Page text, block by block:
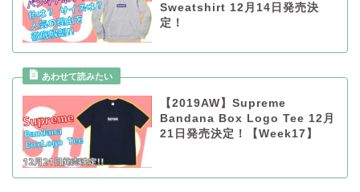
Sweatshirt 12月14日発売決
定！
【2019AW】Supreme
Bandana Box Logo Tee 12月
21日発売決定！【Week17】